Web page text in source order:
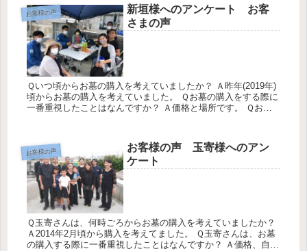
お客様の声
新垣様へのアンケート お客
さまの声
Ｑいつ頃からお墓の購入を考えていましたか？ Ａ昨年(2019年)
頃からお墓の購入を考えていました。 Ｑお墓の購入をする際に
一番重視したことはなんですか？ Ａ価格と場所です。 Ｑお墓
お客様の声
お客様の声 玉寄様へのアン
ケート
Ｑ玉寄さんは、何時ごろからお墓の購入を考えていましたか？
Ａ2014年2月頃から購入を考えてました。 Ｑ玉寄さんは、お墓
の購入する際に一番重視したことはなんですか？ Ａ価格、自宅